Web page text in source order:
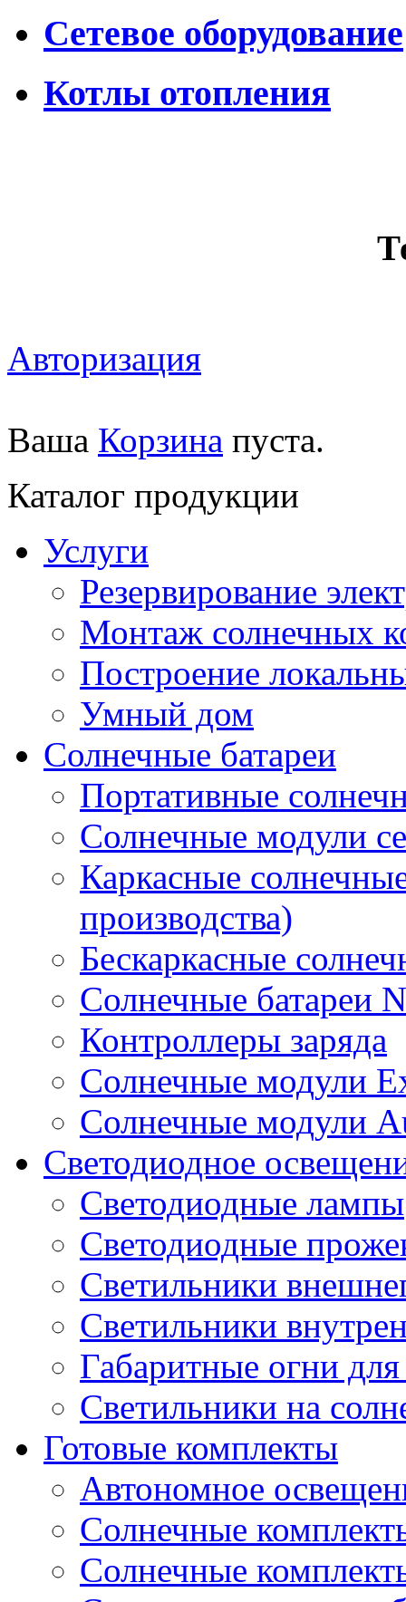
Сетевое оборудование
Котлы отопления
Авторизация
Ваша Корзина пуста.
Каталог продукции
Услуги
Резервирование
Монтаж солнечных
Построение
Умный дом
Солнечные батареи
Портативные
Солнечные модули
Каркасные
производства)
Бескаркасные
Солнечные батареи
Контроллеры заряда
Солнечные модули
Солнечные модули
Светодиодное
Светодиодные лампы
Светодиодные
Светильники
Светильники
Габаритные огни
Светильники на
Готовые комплекты
Автономное
Солнечные
Солнечные